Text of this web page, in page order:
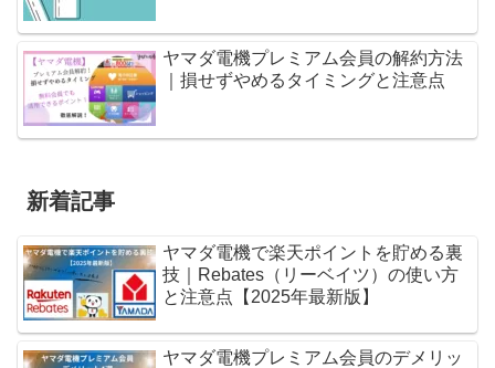
ヤマダ電機プレミアム会員の解約方法
｜損せずやめるタイミングと注意点
新着記事
ヤマダ電機で楽天ポイントを貯める裏
技｜Rebates（リーベイツ）の使い方
と注意点【2025年最新版】
ヤマダ電機プレミアム会員のデメリッ